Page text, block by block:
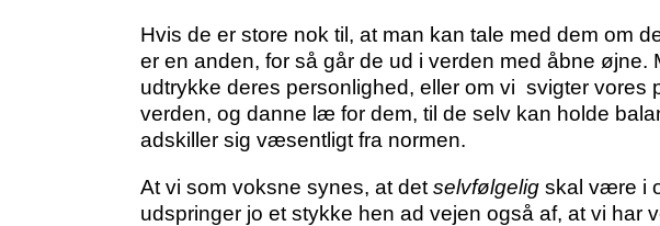
Hvis de er store nok til, at man kan tale med dem om
er en anden, for så går de ud i verden med åbne
udtrykke deres personlighed, eller om vi svigter
verden, og danne læ for dem, til de selv kan holde
adskiller sig væsentligt fra normen.
At vi som voksne synes, at det selvfølgelig skal være i
udspringer jo et stykke hen ad vejen også af, at vi